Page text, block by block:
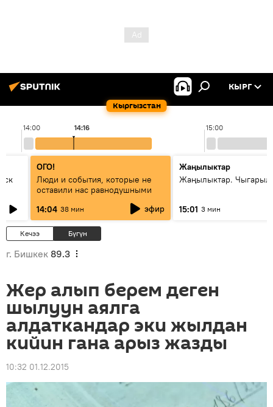
Кыргызстан
КЫРГ
14:00 15:00
14:16
ОГО!
Люди и события, которые не
оставили нас равнодушными
14:04 38 мин эфир
Жаңылыктар
Жаңылыктар.
15:01 3 мин
Кечээ Бүгүн
г. Бишкек 89.3
Жер алып берем деген
шылуун аялга
алдаткандар эки жылдан
кийин гана арыз жазды
10:32 01.12.2015